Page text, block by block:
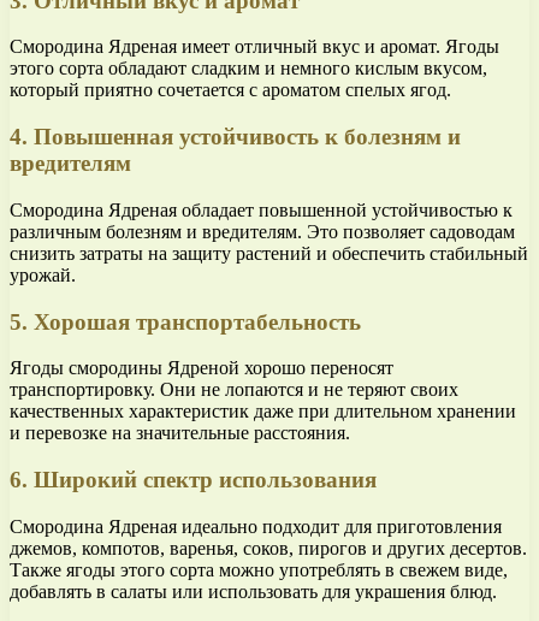
Смородина Ядреная имеет отличный вкус и аромат. Ягоды
этого сорта обладают сладким и немного кислым вкусом,
который приятно сочетается с ароматом спелых ягод.
4. Повышенная устойчивость к болезням и
вредителям
Смородина Ядреная обладает повышенной устойчивостью к
различным болезням и вредителям. Это позволяет садоводам
снизить затраты на защиту растений и обеспечить стабильный
урожай.
5. Хорошая транспортабельность
Ягоды смородины Ядреной хорошо переносят
транспортировку. Они не лопаются и не теряют своих
качественных характеристик даже при длительном хранении
и перевозке на значительные расстояния.
6. Широкий спектр использования
Смородина Ядреная идеально подходит для приготовления
джемов, компотов, варенья, соков, пирогов и других десертов.
Также ягоды этого сорта можно употреблять в свежем виде,
добавлять в салаты или использовать для украшения блюд.